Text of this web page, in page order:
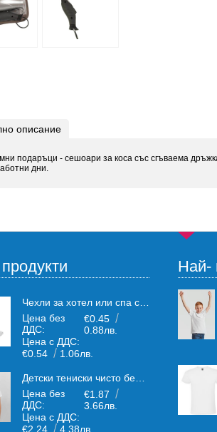
описание
подаръци - сешоари за коса със сгъваема
дни.
Чехли за хотел или спа салони за еднократна употреба един размер: 36-43
Цена без
ДДС:
€0.45
0.88лв.
Цена с ДДС:
€0.54
1.06лв.
Детски тениски чисто бели от плътен 150 г /кв.м. памучен плат
Цена без
ДДС:
€1.87
3.66лв.
Цена с ДДС:
€2.24
4.38лв.
Най-